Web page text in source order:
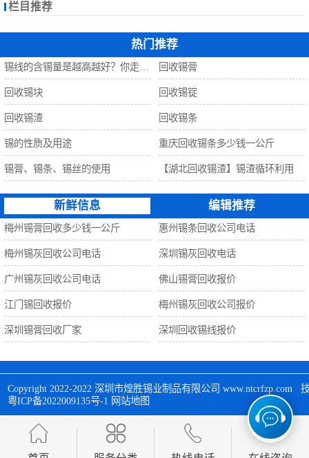
栏目推荐
热门推荐
回收锡膏
回收锡块 回收锡锭
回收锡渣 回收锡条
锡的性质及用途 重庆回收锡条多少钱一公斤
锡膏、锡条、锡丝的使用 【湖北回收锡渣】锡渣循环利用
新鲜信息 编辑推荐
梅州锡膏回收多少钱一公斤 惠州锡条回收公司电话
梅州锡灰回收公司电话 深圳锡灰回收电话
广州锡灰回收公司电话 佛山锡膏回收报价
江门锡回收报价 梅州锡灰回收公司报价
深圳锡膏回收厂家 深圳回收锡线报价
Copyright 2022-2022 深圳市煌胜锡业制品有限公司 www.ntcrfzp.com
粤ICP备2022009135号-1 网站地图